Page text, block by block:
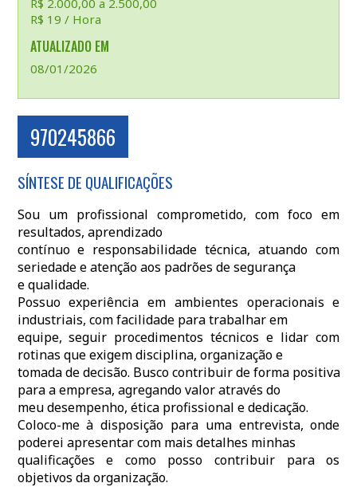
R$ 2.000,00 a 2.500,00
R$ 19 / Hora
ATUALIZADO EM
08/01/2026
970245866
SÍNTESE DE QUALIFICAÇÕES
Sou um profissional comprometido, com foco em
resultados, aprendizado
contínuo e responsabilidade técnica, atuando com
seriedade e atenção aos padrões de segurança
e qualidade.
Possuo experiência em ambientes operacionais e
industriais, com facilidade para trabalhar em
equipe, seguir procedimentos técnicos e lidar com
rotinas que exigem disciplina, organização e
tomada de decisão. Busco contribuir de forma positiva
para a empresa, agregando valor através do
meu desempenho, ética profissional e dedicação.
Coloco-me à disposição para uma entrevista, onde
poderei apresentar com mais detalhes minhas
qualificações e como posso contribuir para os
objetivos da organização.